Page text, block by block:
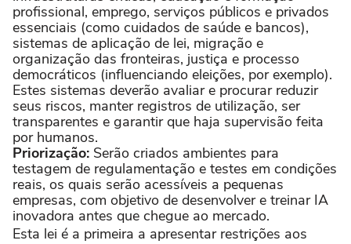
profissional, emprego, serviços públicos e privados
essenciais (como cuidados de saúde e bancos),
sistemas de aplicação de lei, migração e
organização das fronteiras, justiça e processo
democráticos (influenciando eleições, por exemplo).
Estes sistemas deverão avaliar e procurar reduzir
seus riscos, manter registros de utilização, ser
transparentes e garantir que haja supervisão feita
por humanos.
Priorização: Serão criados ambientes para
testagem de regulamentação e testes em condições
reais, os quais serão acessíveis a pequenas
empresas, com objetivo de desenvolver e treinar IA
inovadora antes que chegue ao mercado.
Esta lei é a primeira a apresentar restrições aos